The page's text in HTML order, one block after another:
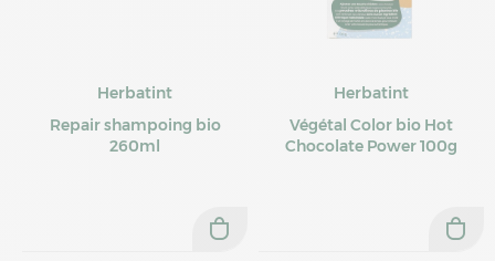
Herbatint
Repair shampoing bio
260ml
Herbatint
Végétal Color bio Hot
Chocolate Power 100g